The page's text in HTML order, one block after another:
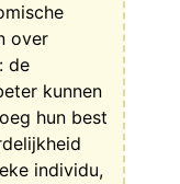
over
de
kunnen
hun best
individu,